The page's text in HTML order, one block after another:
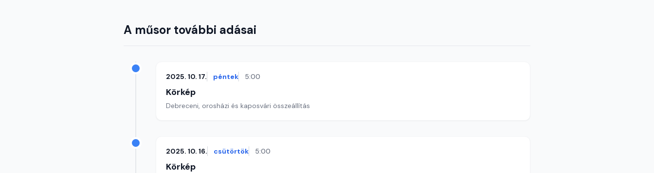
A műsor további adásai
2025. 10. 17. péntek 5:00
Körkép
Debreceni, orosházi és kaposvári összeállítás
2025. 10. 16. csütörtök 5:00
Körkép